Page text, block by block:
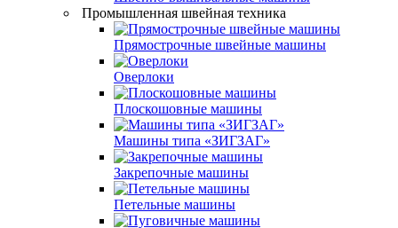
Промышленная швейная техника
Прямострочные швейные машины
Оверлоки
Плоскошовные машины
Машины типа «ЗИГЗАГ»
Закрепочные машины
Петельные машины